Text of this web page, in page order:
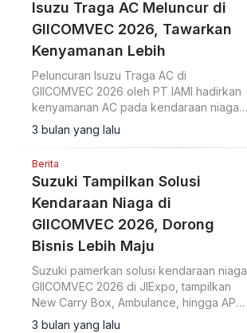
Isuzu Traga AC Meluncur di
GIICOMVEC 2026, Tawarkan
Kenyamanan Lebih
Peluncuran Isuzu Traga AC di
GIICOMVEC 2026 oleh PT IAMI hadirkan
kenyamanan AC pada kendaraan niaga
ringan tangguh berkapasitas 1,5 ton.
3 bulan yang lalu
Berita
Suzuki Tampilkan Solusi
Kendaraan Niaga di
GIICOMVEC 2026, Dorong
Bisnis Lebih Maju
Suzuki pamerkan solusi kendaraan niaga
GIICOMVEC 2026 di JIExpo, tampilkan
New Carry Box, Ambulance, hingga APV
untuk dukung bisnis B2B dan layanan
3 bulan yang lalu